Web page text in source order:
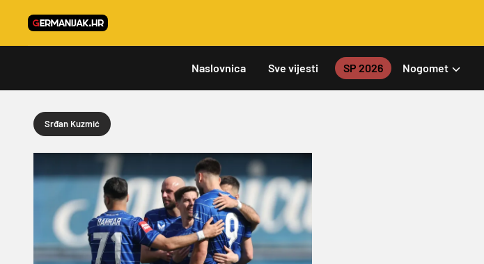
Naslovnica Sve vijesti SP 2026 Nogomet
Srđan Kuzmić